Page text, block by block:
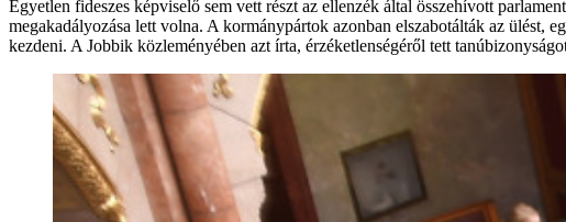
Egyetlen fideszes képviselő sem vett részt az ellenzék által összehívott
megakadályozása lett volna. A kormánypártok azonban elszabotálták az ülést,
kezdeni. A Jobbik közleményében azt írta, érzéketlenségéről tett